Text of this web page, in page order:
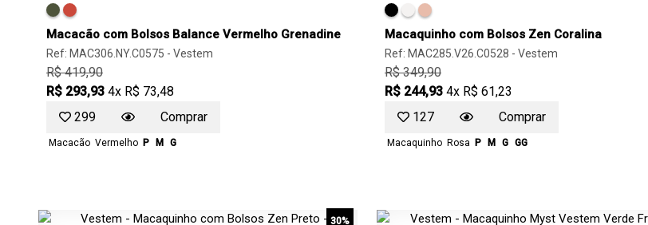
Macacão com Bolsos Balance Vermelho Grenadine
Ref: MAC306.NY.C0575 - Vestem
R$ 419,90
R$ 293,93 4x R$ 73,48
299
Comprar
Macacão Vermelho P M G
Macaquinho com Bolsos Zen Coralina
Ref: MAC285.V26.C0528 - Vestem
R$ 349,90
R$ 244,93 4x R$ 61,23
127
Comprar
Macaquinho Rosa P M G GG
30%